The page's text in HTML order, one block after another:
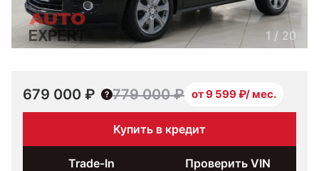
1 / 20
679 000 ₽ 779 000 ₽ от 9 599 ₽/ мес.
Купить в кредит
Trade-In Проверить VIN